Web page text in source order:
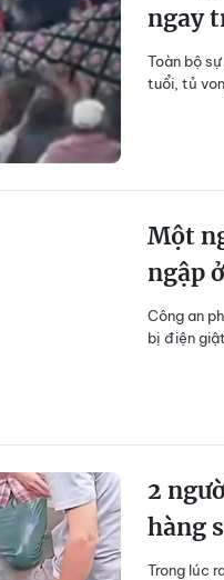
ngay
Toàn bộ
tuổi, tủ
Một
ngập
Công an
bị điện
2
hàng
Trong lúc